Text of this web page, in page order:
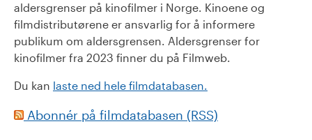
aldersgrenser på kinofilmer i Norge. Kinoene og
filmdistributørene er ansvarlig for å informere
publikum om aldersgrensen. Aldersgrenser for
kinofilmer fra 2023 finner du på Filmweb.
Du kan laste ned hele filmdatabasen.
Abonnér på filmdatabasen (RSS)